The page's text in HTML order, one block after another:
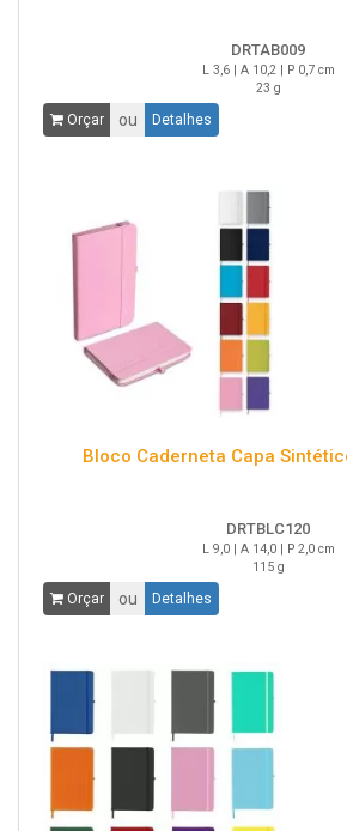
DRTAB009
L 3,6 | A 10,2 | P 0,7 cm
23 g
Orçar ou Detalhes
Bloco Caderneta Capa
DRTBLC120
L 9,0 | A 14,0 | P 2,0 cm
115 g
Orçar ou Detalhes